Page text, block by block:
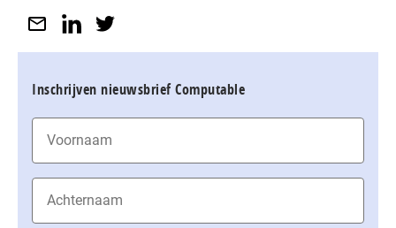
Inschrijven nieuwsbrief Computable